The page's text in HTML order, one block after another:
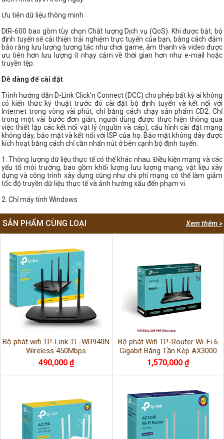
Ưu tiên dữ liệu thông minh
DIR-600 bao gồm tùy chọn Chất lượng Dịch vụ (QoS). Khi được bật, bộ
định tuyến sẽ cải thiện trải nghiệm trực tuyến của bạn, bằng cách đảm
bảo rằng lưu lượng tương tác như chơi game, âm thanh và video được
ưu tiên hơn lưu lượng ít nhạy cảm về thời gian hơn như e-mail hoặc
truyền tệp.
Dễ dàng để cài đặt
Trình hướng dẫn D-Link Click’n Connect (DCC) cho phép bất kỳ ai không
có kiến ​​thức kỹ thuật trước đó cài đặt bộ định tuyến và kết nối với
Internet trong vòng vài phút, chỉ bằng cách chạy sản phẩm CD2. Chỉ
trong một vài bước đơn giản, người dùng được thực hiện thông qua
việc thiết lập các kết nối vật lý (nguồn và cáp), cấu hình cài đặt mạng
không dây, bảo mật và kết nối với ISP của họ. Bảo mật không dây được
kích hoạt bằng cách chỉ cần nhấn nút ở bên cạnh bộ định tuyến.
1. Thông lượng dữ liệu thực tế có thể khác nhau. Điều kiện mạng và các
yếu tố môi trường, bao gồm khối lượng lưu lượng mạng, vật liệu xây
dựng và công trình xây dựng cũng như chi phí mạng có thể làm giảm
tốc độ truyền dữ liệu thực tế và ảnh hưởng xấu đến phạm vi.
2. Chỉ máy tính Windows
Xem thêm >
SẢN PHẨM CÙNG LOẠI
Bộ phát wifi TP-Link TL-WR940N
Wireless 450Mbps
490,000 ₫
Bộ phát Wifi TP-Router Wi-Fi 6
Gigabit Băng Tần Kép AX3000
TP-Link Archer AX50
1,570,000 ₫